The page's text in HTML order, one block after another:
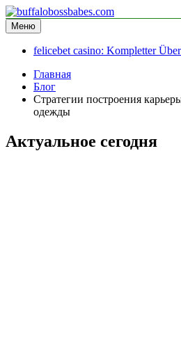
Перейти
к
содержимому
buffalobossbabes.com
информационный сайт
Меню
felicebet casino: Kompletter
Главная
Блог
Стратегии построения
одежды
Актуальное сегодня